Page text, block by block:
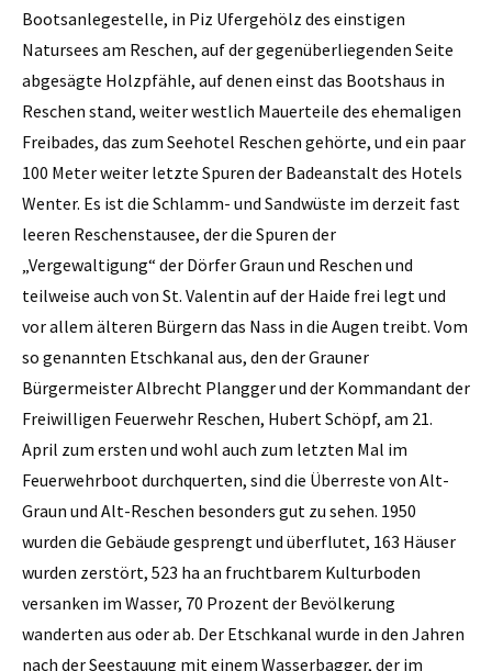
Bootsanlegestelle, in Piz Ufergehölz des einstigen
Natursees am Reschen, auf der gegenüberliegenden Seite
abgesägte Holzpfähle, auf denen einst das Bootshaus in
Reschen stand, weiter westlich Mauerteile des ehemaligen
Freibades, das zum Seehotel Reschen gehörte, und ein paar
100 Meter weiter letzte Spuren der Badeanstalt des Hotels
Wenter. Es ist die Schlamm- und Sandwüste im derzeit fast
leeren Reschenstausee, der die Spuren der
„Vergewaltigung“ der Dörfer Graun und Reschen und
teilweise auch von St. Valentin auf der Haide frei legt und
vor allem älteren Bürgern das Nass in die Augen treibt. Vom
so genannten Etschkanal aus, den der Grauner
Bürgermeister Albrecht Plangger und der Kommandant der
Freiwilligen Feuerwehr Reschen, Hubert Schöpf, am 21.
April zum ersten und wohl auch zum ­letzten Mal im
Feuerwehrboot durchquerten, sind die Überreste von Alt-
Graun und Alt-Reschen besonders gut zu sehen. 1950
wurden die Gebäude gesprengt und überflutet, 163 Häuser
wurden zerstört, 523 ha an fruchtbarem Kulturboden
versanken im Wasser, 70 Prozent der Bevölkerung
wanderten aus oder ab. Der Etschkanal wurde in den Jahren
nach der Seestauung mit einem Wasserbagger, der im